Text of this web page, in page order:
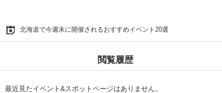
北海道で今週末に開催されるおすすめイベント20選
閲覧履歴
最近見たイベント&スポットページはありません。